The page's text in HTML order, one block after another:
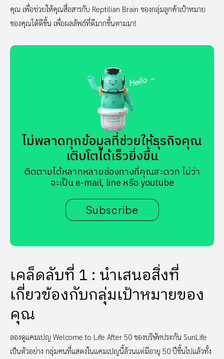
คุณ เพื่อช่วยให้คุณสื่อสารกับ Reptilian Brain ของกลุ่มลูกค้าเป้าหมาย
ของคุณได้ดีขึ้น เพื่อผลลัพธ์ที่ดีมากขึ้นตามมา!
ไม่พลาดทุกข้อมูลที่ช่วยให้ธุรกิจคุณ
เติบโตได้เร็วยิ่งขึ้น
ติดตามได้หลากหลายช่องทางที่คุณสะดวก ไม่ว่า
จะเป็น e-mail, line หรือ youtube
Subscribe
เคล็ดลับที่ 1 : นำเสนอสิ่งที่
เกี่ยวข้องกับกลุ่มเป้าหมายของ
คุณ
ลองดูแคมเปญ Welcome to Life After 50 ของบริษัทประกัน SunLife
เป็นตัวอย่าง กลุ่มคนที่แสดงในแคมเปญนี้ล้วนแต่มีอายุ 50 ปีขึ้นไปแล้วทั้ง